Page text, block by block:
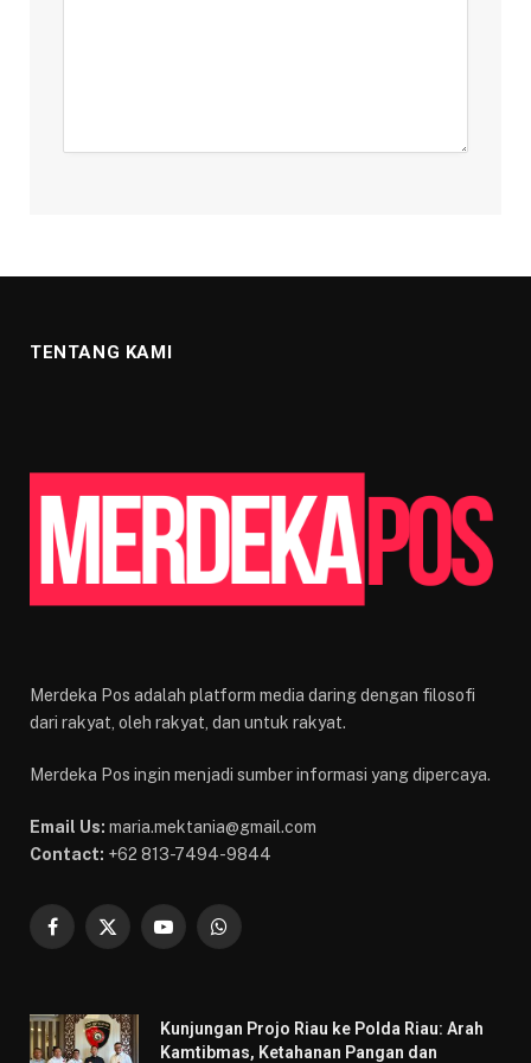
TENTANG KAMI
Merdeka Pos adalah platform media daring dengan filosofi
dari rakyat, oleh rakyat, dan untuk rakyat.
Merdeka Pos ingin menjadi sumber informasi yang dipercaya.
Email Us: maria.mektania@gmail.com
Contact: +62 813-7494-9844
Facebook
X
YouTubeWhatsApp
Kunjungan Projo Riau ke Polda Riau: Arah
Kamtibmas, Ketahanan Pangan dan